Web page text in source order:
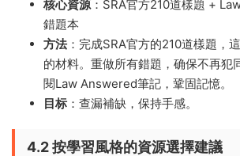
核心資源 ：SRA官方210道樣題 +
錯題本
方法：完成SRA官方的210道樣題，
的材料。重做所有錯題，确保不再犯
閱Law Answered筆記，鞏固記憶。
目标 ：查漏補缺，保持手感。
4.2 按學習風格的資源選擇建議